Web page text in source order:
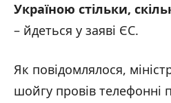
Україною стільки,
– йдеться у заяві ЄС.
Як повідомлялося,
шойгу провів телефонні